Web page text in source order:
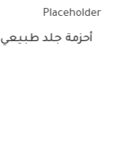
أحزمة جلد طبيعي